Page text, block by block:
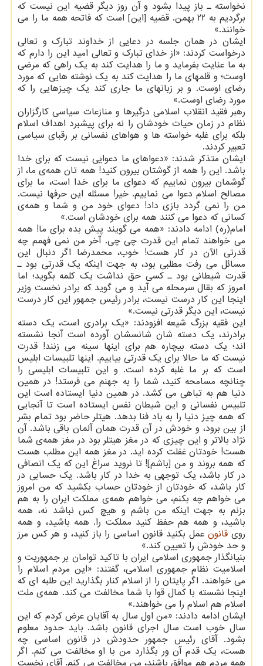
نخواسته ـ باز پیدا بشود و آن روز دیگر قضیه این نیست که
برگردیم به 22 بهمن. قضیه ‏‏[‏‏این‏‏]‏‏ است که فاتحه همه ما را می
خوانند.»
ایشان در همان جلسه در دعایی از خداوند تبارک و تعالی
درخواست کردند: «از خدای تبارک و تعالی امید این را دارم که
به ما عنایت بفرماید و ما را هدایت کند به یک راهی که مرضی
اوست؛ و قلمهای ما را هدایت کند به یک نوشته هایی که مورد
رضای اوست. و بر زبانهای ما جاری کند یک چیزهایی را که
مورد رضای اوست.‏»
رهبر فقید انقلاب اسلامی درگیرها و منازعات سیاسی کارگزاران
نظام در زمان حیات خودشان را نه برای پیشبرد اهداف اسلام
بلکه برای غلبه خواسته ها و هواهای نفسانی بر رقبای سیاسی
تعبیر کردند.
ایشان متذکر شدند: «دعواهای ما دعوایی نیست که برای خدا
باشد. این را همه از گوشتان بیرون کنید! همه تان همه‌ی ما، از
گوشمان بیرون نماییم که دعوای ما برای خدا است، ما برای
مصالح اسلام دعوا می نماییم. خیر! مسئله این حرفها نیست.
من را نمی گردد بازی داد! دعوای خود من و شما و همه‌ی
کسانی که دعوا می کنند همه برای خودشان است.»
امام(ره) ادامه دادند: «همه می گویند پیش بده برای ما! همه
می خواهند تمام این قدرت چی چی. آخر من نمی فهمم چه
قدرتی الآن در کار هست! خوب، محمدرضا اگر دنبال این
مسائل می رفت مطلبی بود، به جهت اینکه یک قدرتی بود ـ
قدرت شیطانی بود ـ کسی حق نداشت یک کلمه بگوید؛ اما
امروز که بقال سرمحله می آید و می گوید که برادر نخست وزیر
اینجا این کار درست نیست، برادر رئیس جمهور این کار درست
نیست، این دیگر قدرتی نیست.»
این فقیه بزرگ شیعه افزودند: «یک برادری است، یک دسته
برادرند، یک دسته شان شانسشان آورده است آنجا نشسته
اند؛ یک دسته بیچاره هم برای اینها سینه می زنند! قدرت
نیست که ما حالا برای یک قدرتی بیاییم. اینها تلبیسات ابلیس
است که بر ما غلبه کرده است. و این تلبیسات ابلیسی را
چنانچه مسامحه کنید، شما را به جهنم می فرستد! در همین
دنیا هم به تباهی می کشد. در همین دنیا ایستاده است این
تلبیس نفسانی و این شیطان نفس ایستاده است تا آنجایی
که همه چیز دنیا را به باد فنا بدهد. هیتلر حاضر بود تمام بشر
از بین برود، و خودش در آن قدرت همان آلمان باقی باشد. آن
نژاد بالاتر و این چیزی که در مغز هیتلر بود در مغز همه‌ی شما
هست! خودتان غفلت کرده اید. در مغز همه این مطلب هست
که همه بروند و من ‏‏[‏‏باشم‏‏]‏‏! تا نروید سراغ این که یک انصافی
در کار باشد، یک توجهی به خدا در کار باشد. یک حسابی در
کار باشد، که خودتان از خودتان حساب بکشید که من امروز
می خواهم چه بکنم، می خواهم همه‌ی مملکت ایران را به هم
بزنم به جهت اینکه من باشم و هیچ کس نباشد نه، همه
باشید، و همه هم حفظ کنید مملکت را. همه باشید، و همه
روی قانونعمل بکنید قانون اساسی را باز کنید، و هر کس مرز
و حد خودش را تعیین کند.»
بنیانگذار جمهوری اسلامی ایران با تاکید توامان بر جمهوریت و
اسلامیت نظام جمهوری اسلامی، گفتند: «این مردم اسلام را
می خواهند. اگر پایتان را از اسلام کنار بگذارید این طلبه ای که
اینجا نشسته با کمال قوا با شما مخالفت می کند. همه‌ی ملت
اسلام هم اسلام را می خواهند.»
ایشان ادامه دادند: «من اول سال به آقایان عرض کردم که این
سال خوب است سال اجرای قانون باشد. باید حدود معلوم
بشود. آقای رئیس جمهور حدودش در قانون اساسی چه
هست، یک قدم آن ور بگذارد من با او مخالفت می کنم. اگر